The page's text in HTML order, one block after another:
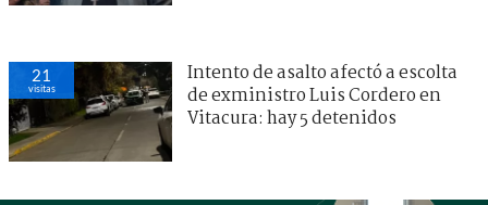
21
visitas
Intento de asalto afectó a escolta
de exministro Luis Cordero en
Vitacura: hay 5 detenidos